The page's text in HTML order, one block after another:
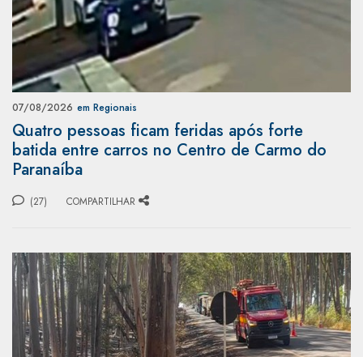
07/08/2026 em Regionais
Quatro pessoas ficam feridas após forte
batida entre carros no Centro de Carmo do
Paranaíba
(27) COMPARTILHAR